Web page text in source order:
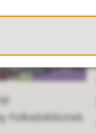
folkebibliotek